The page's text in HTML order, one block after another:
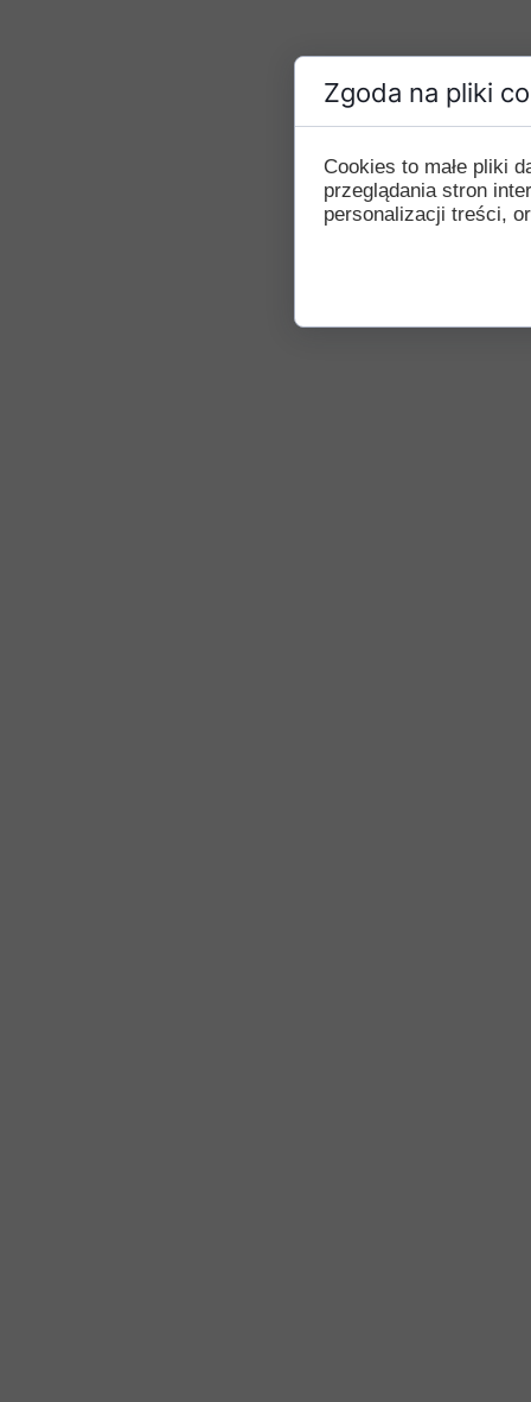
Zgoda na pliki
Cookies to małe pliki
przeglądania stron
personalizacji treści,